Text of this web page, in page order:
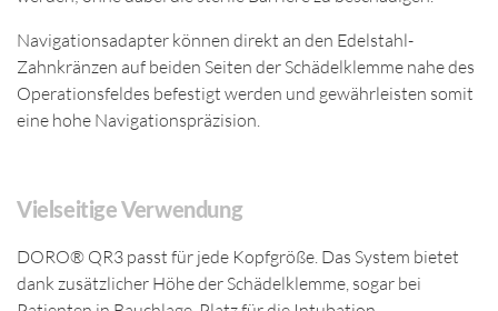
Navigationsadapter können direkt an den Edelstahl-
Zahnkränzen auf beiden Seiten der Schädelklemme nahe des
Operationsfeldes befestigt werden und gewährleisten somit
eine hohe Navigationspräzision.
Vielseitige Verwendung
DORO® QR3 passt für jede Kopfgröße. Das System bietet
dank zusätzlicher Höhe der Schädelklemme, sogar bei